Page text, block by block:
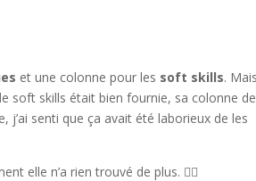
et une colonne pour les soft skills.
soft skills était bien fournie, sa colonne de
senti que ça avait été laborieux de les
elle n’a rien trouvé de plus. 🤷‍♀️